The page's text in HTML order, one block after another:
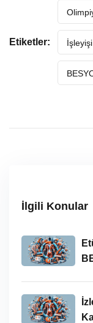
Etiketler: İşleyişi
İlgili Konular